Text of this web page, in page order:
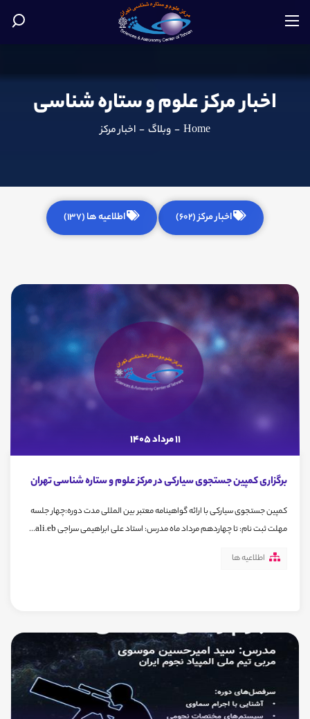
اخبار مرکز علوم و ستاره شناسی
Home
- وبلاگ - اخبار مرکز
اخبار مرکز (602) اطلاعیه ها (137)
11 مرداد 1405
برگزاری کم‍‍‍پین جستجوی سیارکی در مرکز علوم و ستاره شناسی تهران
کمپین جستجوی سیارکی با ارائه گواهینامه معتبر بین المللی مدت دوره:چهار جلسه
مهلت ثبت نام: تا چهاردهم مرداد ماه مدرس: استاد علی ابراهیمی سراجی ali.eb...
اطلاعیه ها